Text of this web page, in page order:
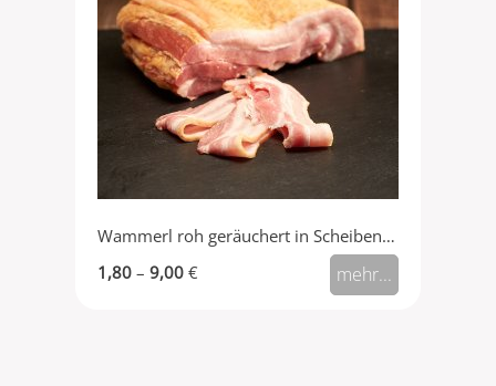
Wammerl roh geräuchert in Scheiben (Bacon)
1,80 – 9,00 € mehr...